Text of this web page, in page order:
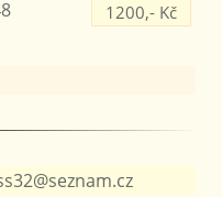
1200,- Kč